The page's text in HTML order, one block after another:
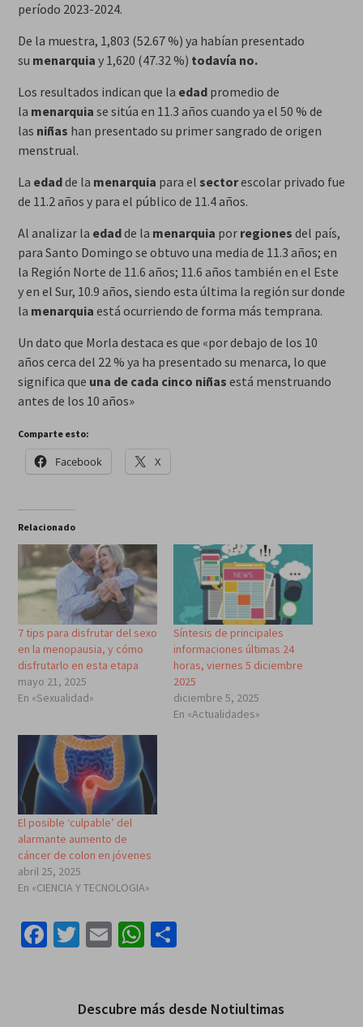
período 2023-2024.
De la muestra, 1,803 (52.67 %) ya habían presentado
su menarquia y 1,620 (47.32 %) todavía no.
Los resultados indican que la edadpromedio de
la menarquia se sitúa en 11.3 años cuando ya el 50 % de
las niñas han presentado su primer sangrado de origen
menstrual.
La edadde la menarquia para el sectorescolar privado fue
de 11.2 años y para el público de 11.4 años.
Al analizar la edadde la menarquia por regiones del país,
para Santo Domingo se obtuvo una media de 11.3 años; en
la Región Norte de 11.6 años; 11.6 años también en el Este
y en el Sur, 10.9 años, siendo esta última la región sur donde
la menarquia está ocurriendo de forma más temprana.
Un dato que Morla destaca es que «por debajo de los 10
años cerca del 22 % ya ha presentado su menarca, lo que
significa que una de cada cinco niñas está menstruando
antes de los 10 años»
Comparte esto:
Facebook X
Relacionado
7 tips para disfrutar del sexo
en la menopausia, y cómo
disfrutarlo en esta etapa
mayo 21, 2025
En «Sexualidad»
Síntesis de principales
informaciones últimas 24
horas, viernes 5 diciembre
2025
diciembre 5, 2025
En «Actualidades»
El posible ‘culpable’ del
alarmante aumento de
cáncer de colon en jóvenes
abril 25, 2025
En «CIENCIA Y TECNOLOGIA»
Facebook
Twitter
EmailWhatsApp
Compartir
Descubre más desde Notiultimas